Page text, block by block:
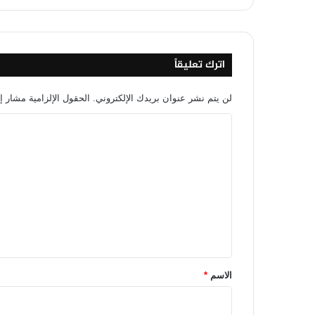
اترك تعليقاً
لن يتم نشر عنوان بريدك الإلكتروني. الحقول الإلزامية مشار
*الاسم *